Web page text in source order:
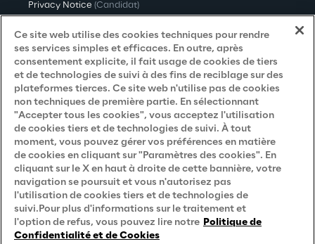
Privacy Notice (Candidat)
Privacy Notice (Client)
Privacy Notice (Fournisseur)
Privacy Notice
Accessibility Statement
Careers
Contacts
Ce site web utilise des cookies techniques pour rendre
ses services simples et efficaces. En outre, après
consentement explicite, il fait usage de cookies de tiers
et de technologies de suivi à des fins de reciblage sur des
plateformes tierces. Ce site web n'utilise pas de cookies
non techniques de première partie. En sélectionnant
"Accepter tous les cookies", vous acceptez l'utilisation
de cookies tiers et de technologies de suivi. À tout
moment, vous pouvez gérer vos préférences en matière
de cookies en cliquant sur "Paramètres des cookies". En
cliquant sur le X en haut à droite de cette bannière, votre
navigation se poursuit et vous n'autorisez pas
l'utilisation de cookies tiers et de technologies de
suivi.Pour plus d'informations sur le traitement et
l'option de refus, vous pouvez lire notre Politique de
Confidentialité et de Cookies